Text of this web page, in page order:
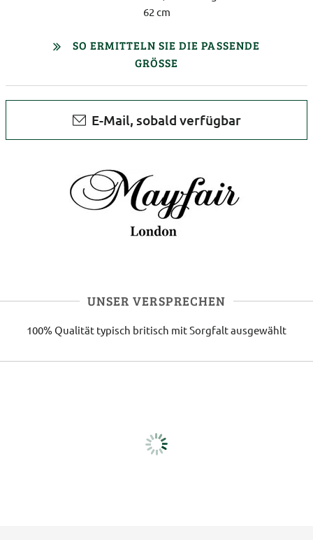
62 cm
SO ERMITTELN SIE DIE PASSENDE
GRÖSSE
E-Mail, sobald verfügbar
UNSER VERSPRECHEN
100% Qualität typisch britisch mit Sorgfalt ausgewählt